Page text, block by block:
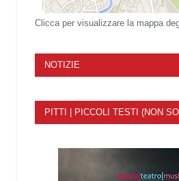
Clicca per visualizzare la mappa
NOTIZIE
PITTI | PICCOLI TESTI (NON